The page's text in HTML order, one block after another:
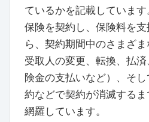
ているかを記載しています
保険を契約し、保険料を
ら、契約期間中のさまざま
受取人の変更、転換、払
険金の支払いなど）、そ
約などで契約が消滅する
網羅しています。